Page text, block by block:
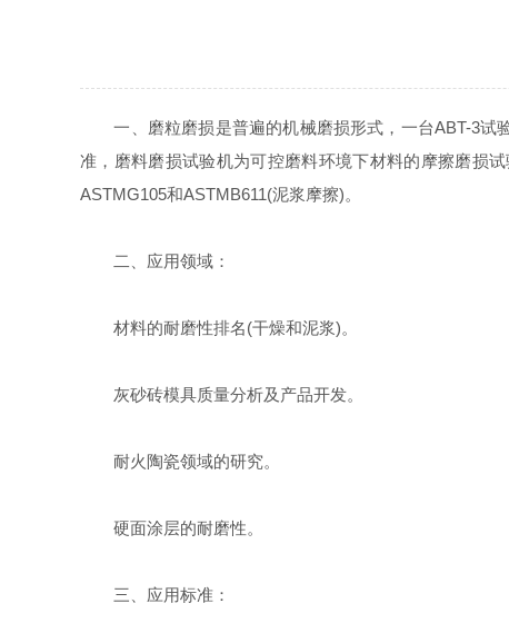
一、磨粒磨损是普遍的机械磨损形式，一台ABT-3试
准，磨料磨损试验机为可控磨料环境下材料的摩擦磨损
ASTMG105和ASTMB611(泥浆摩擦)。
二、应用领域：
材料的耐磨性排名(干燥和泥浆)。
灰砂砖模具质量分析及产品开发。
耐火陶瓷领域的研究。
硬面涂层的耐磨性。
三、应用标准：